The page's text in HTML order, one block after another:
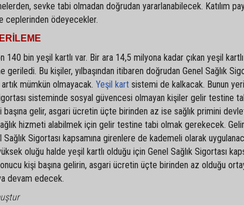
sevke tabi olmadan doğrudan yararlanabilecek. Katılım
ceplerinden ödeyecekler.
bin yeşil kartlı var. Bir ara 14,5 milyona kadar çıkan yeşil kartlı
Bu kişiler, yılbaşından itibaren doğrudan Genel Sağlık
mümkün olmayacak. Yeşil kart sistemi de kalkacak. Bunun
sisteminde sosyal güvencesi olmayan kişiler gelir testine
gelir, asgari ücretin üçte birinden az ise sağlık primini
hizmeti alabilmek için gelir testine tabi olmak gerekecek.
Sigortası kapsamına girenlere de kademeli olarak
oluğu halde yeşil kartlı olduğu için Genel Sağlık Sigortası
kişi başına gelirin, asgari ücretin üçte birinden az olduğu
devam edecek.